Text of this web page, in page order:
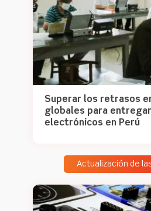
Superar los retrasos
globales para
electrónicos en Perú
Actualización de